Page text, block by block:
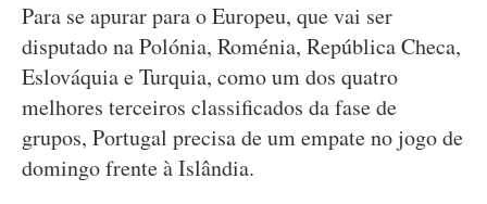
Para se apurar para o Europeu, que vai ser
disputado na Polónia, Roménia, República Checa,
Eslováquia e Turquia, como um dos quatro
melhores terceiros classificados da fase de
grupos, Portugal precisa de um empate no jogo de
domingo frente à Islândia.